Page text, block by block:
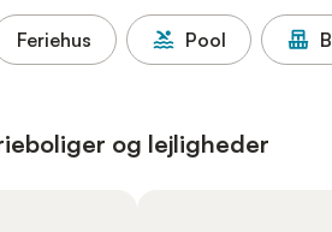
Feriehus Pool
og lejligheder